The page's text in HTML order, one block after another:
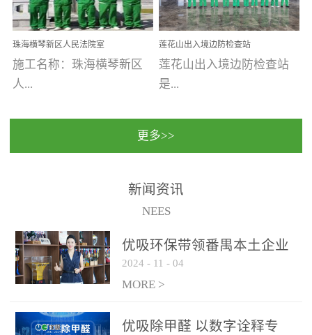
人人都爱护她、珍惜她、
她将越来越枝繁叶茂，终
将会成为一棵参天大树！
优吸环保截止2020年拥有
全国600家网点分支机构。
雅致酒店 东莞美豪雅
致酒店是为中高端人士...
州南沙区·香港科技大学(广
州)校区 工程案...
珠海横琴新区人民法院室
内除甲醛空气治理项目
施工名称：珠海横琴新区
人...
民法院室内除甲醛空气治
保施工日期：2020年1月珠
莲花山出入境边防检查站
室内除甲醛空气治理项目
莲花山出入境边防检查站
是...
国家通过设在对外开放口
（及各出入境边防检查
更多>>
新闻资讯
NEES
优吸环保带领番禺本​土企业
勇敢破局向“新”
2024 - 11 - 04
MORE >
优吸除甲醛 以数字诠释专